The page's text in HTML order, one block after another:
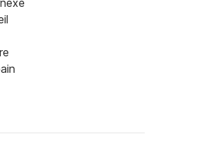
via la plateforme Click